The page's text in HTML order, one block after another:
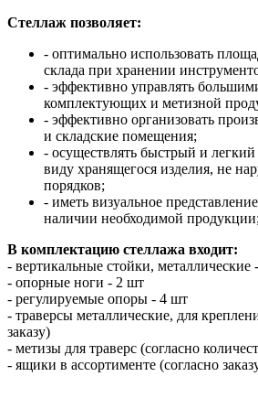
Стеллаж позволяет:
- оптимально использовать
склада при хранении
- эффективно управлять
комплектующих и метизной
- эффективно организовать
и складские помещения;
- осуществлять быстрый и
виду хранящегося изделия, не
порядков;
- иметь визуальное
наличии необходимой продукции;
В комплектацию стеллажа входит:
- вертикальные стойки, металлические
- опорные ноги - 2 шт
- регулируемые опоры - 4 шт
- траверсы металлические, для
заказу)
- метизы для траверс (согласно
- ящики в ассортименте (согласно